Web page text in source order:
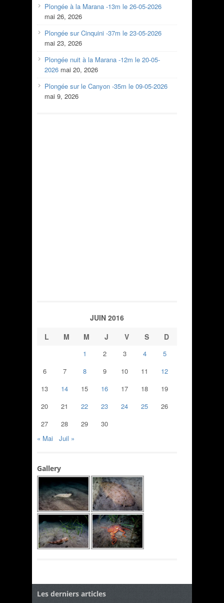
Plongée à la Marana -13m le 26-05-2026
mai 26, 2026
Plongée sur Cinquini -37m le 23-05-2026
mai 23, 2026
Plongée nuit à la Marana -12m le 20-05-
2026 mai 20, 2026
Plongée sur le Canyon -35m le 09-05-2026
mai 9, 2026
JUIN 2016
L
M M J V S D
1 2 3 4
5
6
7 8 9 10 11
12
13
14 15 16 17 18
19
20
21 22 23 24 25
26
27
28 29
30
« Mai
Juil »
Gallery
Les derniers articles